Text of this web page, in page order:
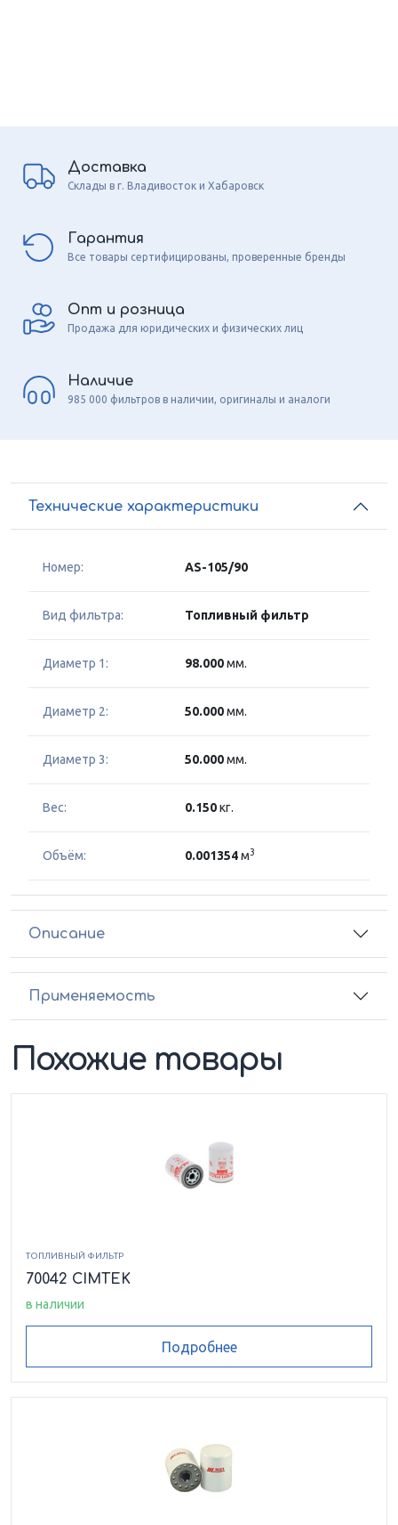
Доставка
Склады в г. Владивосток и Хабаровск
Гарантия
Все товары сертифицированы, проверенные бренды
Опт и розница
Продажа для юридических и физических лиц
Наличие
985 000 фильтров в наличии, оригиналы и аналоги
Технические характеристики
Номер: AS-105/90
Вид фильтра: Топливный фильтр
Диаметр 1: 98.000мм.
Диаметр 2: 50.000мм.
Диаметр 3: 50.000мм.
Вес: 0.150кг.
Объём: 0.001354м3
Описание
Применяемость
Похожие товары
ТОПЛИВНЫЙ ФИЛЬТР
70042 CIMTEK
в наличии
Подробнее